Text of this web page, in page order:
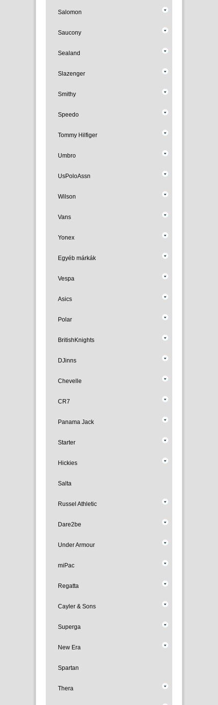
Salomon
Saucony
Sealand
Slazenger
Smithy
Speedo
Tommy Hilfiger
Umbro
UsPoloAssn
Wilson
Vans
Yonex
Egyéb márkák
Vespa
Asics
Polar
BritishKnights
DJinns
Chevelle
CR7
Panama Jack
Starter
Hickies
Salta
Russel Athletic
Dare2be
Under Armour
miPac
Regatta
Cayler & Sons
Superga
New Era
Spartan
Thera